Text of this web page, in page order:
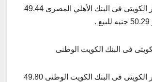
بلغ سعر الدينار الكويتى فى البنك الأهلي المصرى 49.44
فى البنك الكويت الوطنى
بلغ سعر الدينار الكويتى فى البنك الكويت الوطنى 49.80